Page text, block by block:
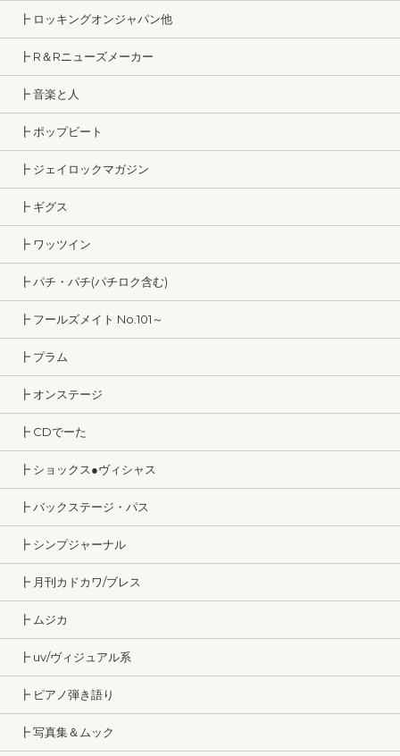
┣ ロッキングオンジャパン他
┣ R＆Rニューズメーカー
┣ 音楽と人
┣ ポップビート
┣ ジェイロックマガジン
┣ ギグス
┣ ワッツイン
┣ パチ・パチ(パチロク含む)
┣ フールズメイト No.101～
┣ プラム
┣ オンステージ
┣ CDでーた
┣ ショックス●ヴィシャス
┣ バックステージ・パス
┣ シンプジャーナル
┣ 月刊カドカワ/ブレス
┣ ムジカ
┣ uv/ヴィジュアル系
┣ ピアノ弾き語り
┣ 写真集＆ムック